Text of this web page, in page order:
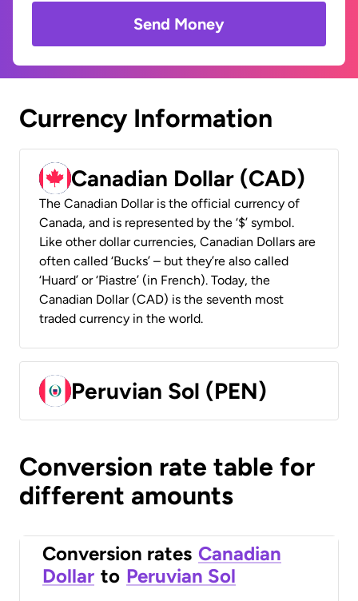
Send Money
Currency Information
Canadian Dollar (CAD)
The Canadian Dollar is the official currency of
Canada, and is represented by the ‘$’ symbol.
Like other dollar currencies, Canadian Dollars are
often called ‘Bucks’ – but they’re also called
‘Huard’ or ‘Piastre’ (in French). Today, the
Canadian Dollar (CAD) is the seventh most
traded currency in the world.
Peruvian Sol (PEN)
Conversion rate table for
different amounts
Conversion rates Canadian
Dollar to Peruvian Sol